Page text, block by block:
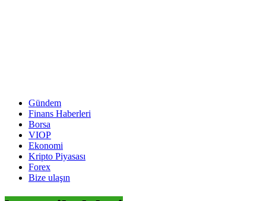
Gündem
Finans Haberleri
Borsa
VIOP
Ekonomi
Kripto Piyasası
Forex
Bize ulaşın